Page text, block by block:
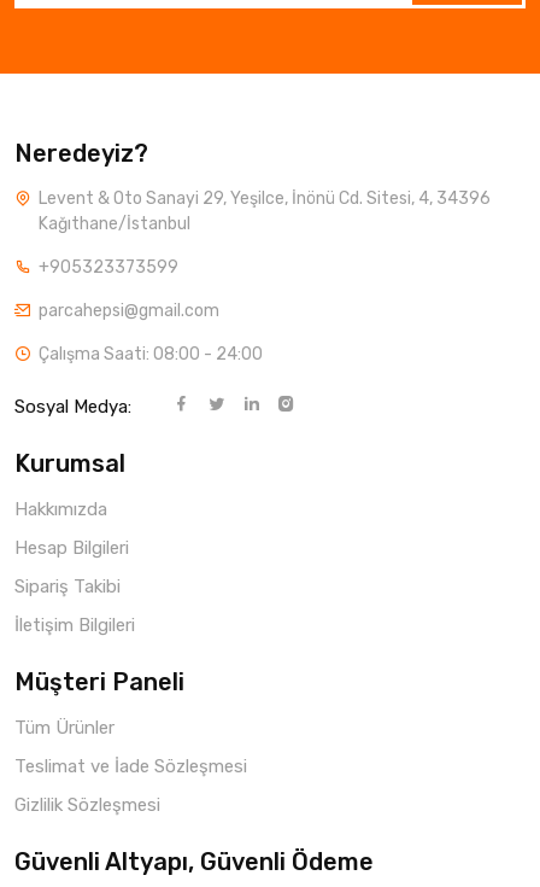
Neredeyiz?
Levent & Oto Sanayi 29, Yeşilce, İnönü Cd. Sitesi, 4, 34396
Kağıthane/İstanbul
+905323373599
parcahepsi@gmail.com
Çalışma Saati: 08:00 - 24:00
Sosyal Medya:
Kurumsal
Hakkımızda
Hesap Bilgileri
Sipariş Takibi
İletişim Bilgileri
Müşteri Paneli
Tüm Ürünler
Teslimat ve İade Sözleşmesi
Gizlilik Sözleşmesi
Güvenli Altyapı, Güvenli Ödeme